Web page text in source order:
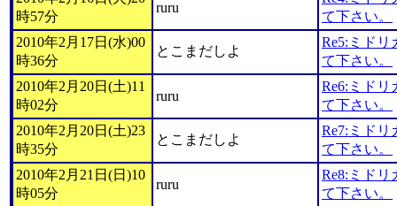
時57分
ruru
て下さい。
2010年2月17日(水)00
時36分
とこまだしよ
Re5:ミド
て下さい。
2010年2月20日(土)11
時02分
ruru
Re6:ミド
て下さい。
2010年2月20日(土)23
時35分
とこまだしよ
Re7:ミド
て下さい。
2010年2月21日(日)10
時05分
ruru
Re8:ミド
て下さい。